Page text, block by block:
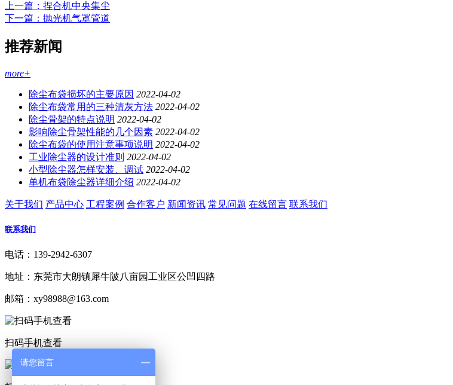
上一篇 ：捏合机中央集尘
下一篇 ：抛光机气罩管道
推荐新闻
more+
除尘布袋损坏的主要原因 2022-04-02
除尘布袋常用的三种清灰方法 2022-04-02
除尘骨架的特点说明 2022-04-02
影响除尘骨架性能的几个因素 2022-04-02
除尘布袋的使用注意事项说明 2022-04-02
工业除尘器的设计准则 2022-04-02
小型除尘器怎样安装、调试 2022-04-02
单机布袋除尘器详细介绍 2022-04-02
关于我们 产品中心 工程案例 合作客户 新闻资讯 常见问题 在线留言 联系我们
联系我们
电话：139-2942-6307
地址：东莞市大朗镇犀牛陂八亩园工业区公凹四路
邮箱：xy98988@163.com
扫码手机查看
请您留言